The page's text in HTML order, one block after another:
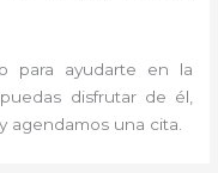
para ayudarte en la
disfrutar de él,
agendamos una cita.